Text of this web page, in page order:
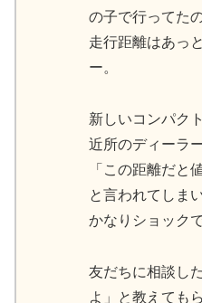
の子で行ってた
走行距離はあっ
ー。
新しいコンパク
近所のディーラ
「この距離だと
と言われてしま
かなりショック
友だちに相談し
よ」と教えても